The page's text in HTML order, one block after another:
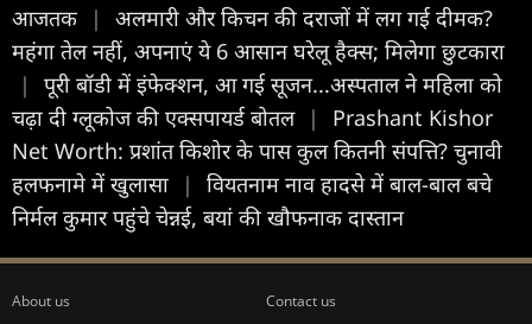
आजतक
|
अलमारी और किचन की दराजों में लग गई दीमक?
महंगा तेल नहीं, अपनाएं ये 6 आसान घरेलू हैक्स; मिलेगा छुटकारा
|
पूरी बॉडी में इंफेक्शन, आ गई सूजन...अस्पताल ने महिला को
चढ़ा दी ग्लूकोज की एक्सपायर्ड बोतल |
Prashant Kishor
Net Worth: प्रशांत किशोर के पास कुल कितनी संपत्ति? चुनावी
हलफनामे में खुलासा
|
वियतनाम नाव हादसे में बाल-बाल बचे
निर्मल कुमार पहुंचे चेन्नई, बयां की खौफनाक दास्तान
About us Contact us